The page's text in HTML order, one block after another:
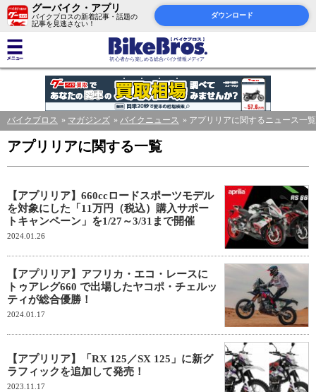
グーバイク・アプリ
バイクブロスの新着記事・話題の
記事を見逃さない！
ダウンロード
バイクブロス マガジンズ バイクニュース アプリリアに関するニュース一覧
アプリリアに関する一覧
【アプリリア】660ccロードスポーツモデル
を対象にした「11万円（税込）購入サポー
トキャンペーン」を1/27～3/31まで開催
2024.01.26
【アプリリア】アフリカ・エコ・レースに
トゥアレグ660 で出場したヤコポ・チェルッ
ティが総合優勝！
2024.01.17
【アプリリア】「RX 125／SX 125」に新グ
ラフィックを追加して発売！
2023.11.17